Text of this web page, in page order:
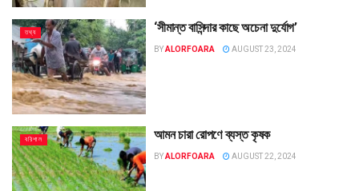
তথ্য ‘সীমান্ত বাসিন্দার কাছে অচেনা দুর্যোগ’
BYALORFOARA AUGUST 23, 2024
বরিশাল আমন চারা রোপণে ব্যস্ত কৃষক
BYALORFOARA AUGUST 22, 2024